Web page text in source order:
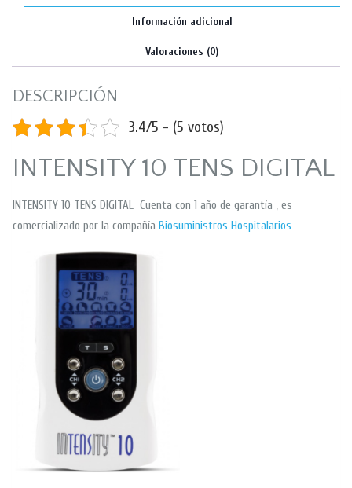
Información adicional
Valoraciones (0)
DESCRIPCIÓN
3.4/5 - (5 votos)
INTENSITY 10 TENS DIGITAL
INTENSITY 10 TENS DIGITAL Cuenta con 1 año de garantía , es
comercializado por la compañía Biosuministros Hospitalarios